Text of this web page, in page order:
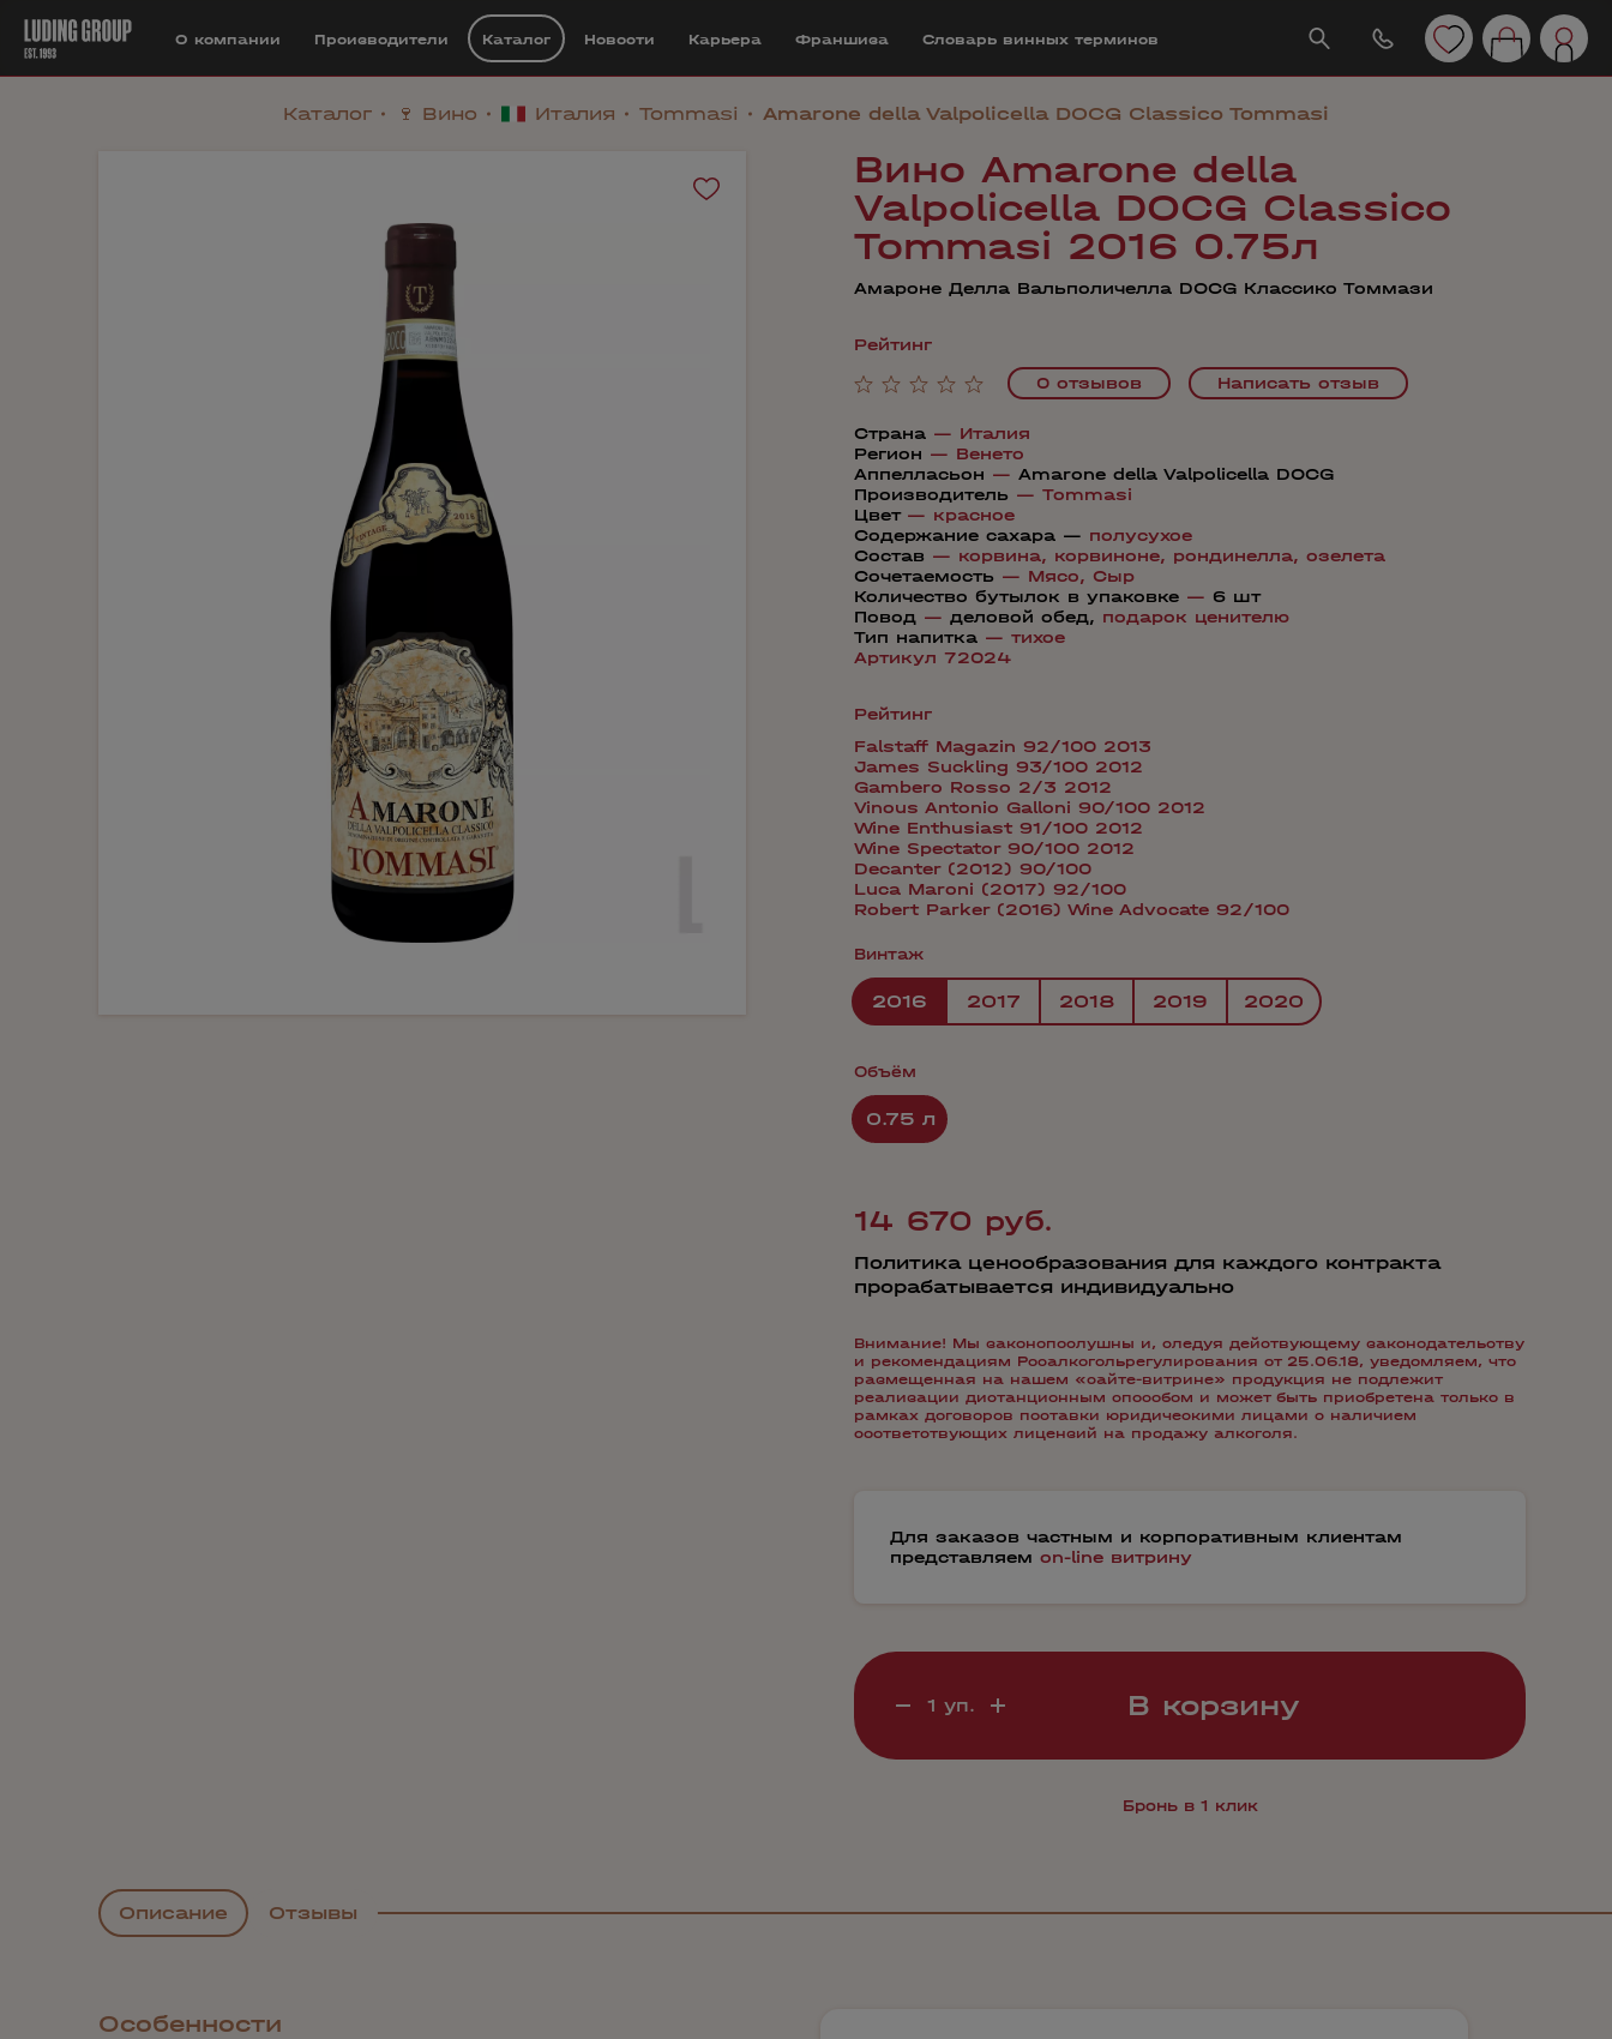
О компании Производители Каталог Новости Карьера Франшиза Cловарь винных терминов
Каталог 🍷 Вино Италия Tommasi Amarone della Valpolicella DOCG Classico Tommasi
Вино Amarone della
Valpolicella DOCG Classico
Tommasi 2016 0.75л
Амароне Делла Вальполичелла DOCG Классико Томмази
Рейтинг
0 отзывов
Написать отзыв
Страна — Италия
Регион — Венето
Аппелласьон — Amarone della Valpolicella DOCG
Производитель — Tommasi
Цвет— красное
Содержание сахара — полусухое
Состав — корвина, корвиноне, рондинелла, озелета
Сочетаемость — Мясо, Сыр
Количество бутылок в упаковке — 6 шт
Повод — деловой обед, подарок ценителю
Тип напитка — тихое
Артикул 72024
Рейтинг
Falstaff Magazin 92/100 2013
James Suckling 93/100 2012
Gambero Rosso 2/3 2012
Vinous Antonio Galloni 90/100 2012
Wine Enthusiast 91/100 2012
Wine Spectator 90/100 2012
Decanter (2012) 90/100
Luca Maroni (2017) 92/100
Robert Parker (2016) Wine Advocate 92/100
Винтаж
2016 2017 2018 2019 2020
Объём
0.75 л
14 670 руб.
Политика ценообразования для каждого контракта
прорабатывается индивидуально
Внимание! Мы законопослушны и, следуя действующему законодательству
и рекомендациям Росалкогольрегулирования от 25.06.18, уведомляем, что
размещенная на нашем «сайте-витрине» продукция не подлежит
реализации дистанционным способом и может быть приобретена только в
рамках договоров поставки юридическими лицами с наличием
соответствующих лицензий на продажу алкоголя.
Для заказов частным и корпоративным клиентам
представляем on-line витрину
В корзину
Бронь в 1 клик
Описание Отзывы
Особенности